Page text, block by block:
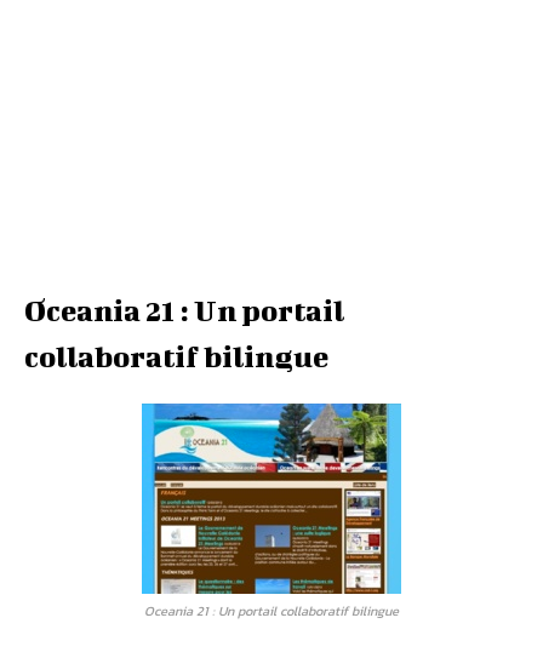
Oceania 21 : Un portail
collaboratif bilingue
Oceania 21 : Un portail collaboratif bilingue